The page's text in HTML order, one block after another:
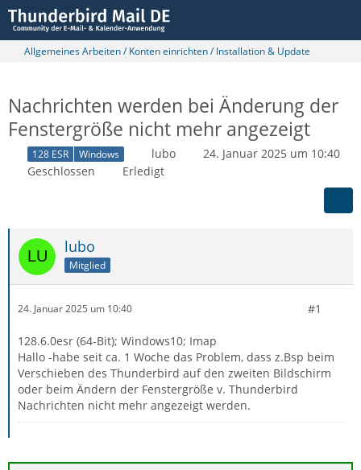
Allgemeines Arbeiten / Konten einrichten / Installation & Update
Nachrichten werden bei Änderung der
Fenstergröße nicht mehr angezeigt
128 ESR Windows lubo
24. Januar 2025 um 10:40
Geschlossen
Erledigt
lubo
Mitglied
24. Januar 2025 um 10:40 #1
128.6.0esr (64-Bit); Windows10; Imap
Hallo -habe seit ca. 1 Woche das Problem, dass z.Bsp beim
Verschieben des Thunderbird auf den zweiten Bildschirm
oder beim Ändern der Fenstergröße v. Thunderbird
Nachrichten nicht mehr angezeigt werden.